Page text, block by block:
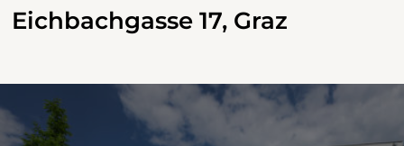
Eichbachgasse 17, Graz